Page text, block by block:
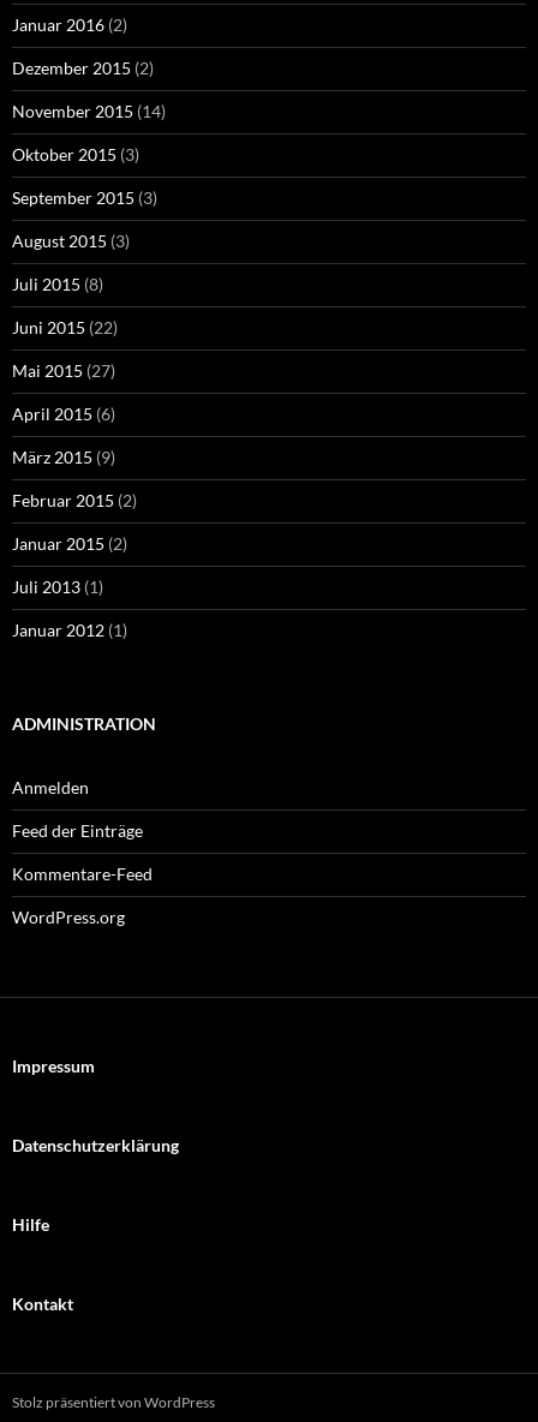
Januar 2016 (2)
Dezember 2015 (2)
November 2015 (14)
Oktober 2015 (3)
September 2015 (3)
August 2015 (3)
Juli 2015 (8)
Juni 2015 (22)
Mai 2015 (27)
April 2015 (6)
März 2015 (9)
Februar 2015 (2)
Januar 2015 (2)
Juli 2013 (1)
Januar 2012 (1)
ADMINISTRATION
Anmelden
Feed der Einträge
Kommentare-Feed
WordPress.org
Impressum
Datenschutzerklärung
Hilfe
Kontakt
Stolz präsentiert von WordPress